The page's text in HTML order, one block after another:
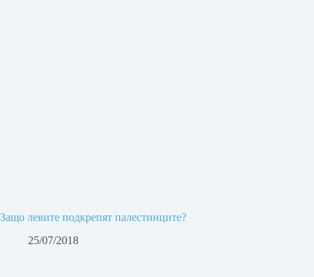
Защо левите подкрепят палестинците?
25/07/2018